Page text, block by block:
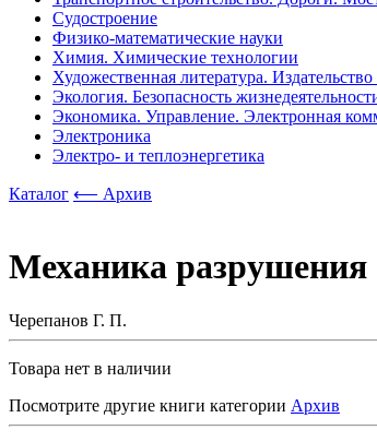
Судостроение
Физико-математические науки
Химия. Химические технологии
Художественная литература.
Экология. Безопасность
Экономика. Управление. Электронная
Электроника
Электро- и теплоэнергетика
Каталог ⟵ Архив
Механика разрушения
Черепанов Г. П.
Товара нет в наличии
Посмотрите другие книги категории Архив